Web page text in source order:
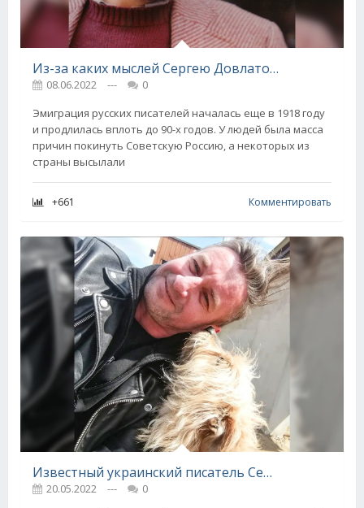
Из-за каких мыслей Сергею Довлатову стало неудобно в своей стране и почему он ее покинул
08.06.2022 ---
0
Эмиграция русских писателей началась еще в 1918 году
и продлилась вплоть до 90-х годов. У людей была масса
причин покинуть Советскую Россию, а некоторых из
страны высылали
+661 Комментировать
Известный украинский писатель Сергей Жадан остается в Харькове и продолжает помогать жителям и защитникам
20.05.2022 ---
0